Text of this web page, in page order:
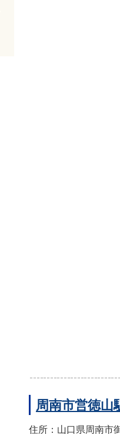
周南市営徳山
住所：山口県周南市